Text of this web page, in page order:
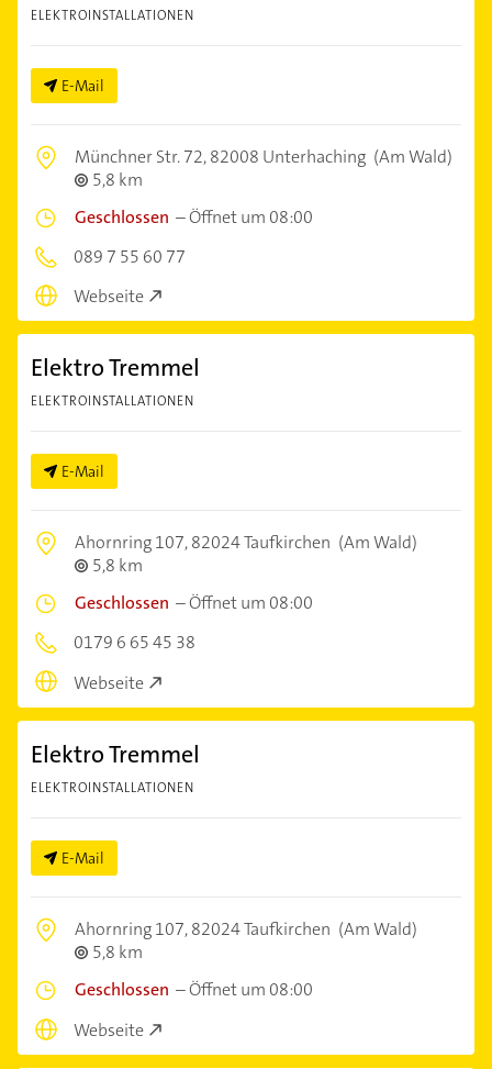
ELEKTROINSTALLATIONEN
E-Mail
Münchner Str. 72,82008 Unterhaching (Am Wald)
5,8 km
Geschlossen –Öffnet um 08:00
089 7 55 60 77
Webseite
Elektro Tremmel
ELEKTROINSTALLATIONEN
E-Mail
Ahornring 107,82024 Taufkirchen (Am Wald)
5,8 km
Geschlossen –Öffnet um 08:00
0179 6 65 45 38
Webseite
Elektro Tremmel
ELEKTROINSTALLATIONEN
E-Mail
Ahornring 107,82024 Taufkirchen (Am Wald)
5,8 km
Geschlossen –Öffnet um 08:00
Webseite